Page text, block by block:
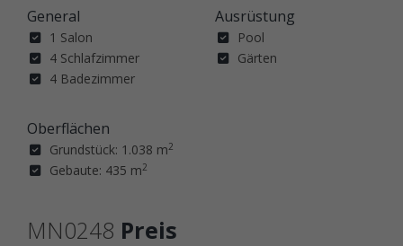
General
1 Salon
4 Schlafzimmer
4 Badezimmer
Oberflächen
Grundstück: 1.038 m2
Gebaute: 435 m2
Ausrüstung
Pool
Gärten
MN0248 Preis